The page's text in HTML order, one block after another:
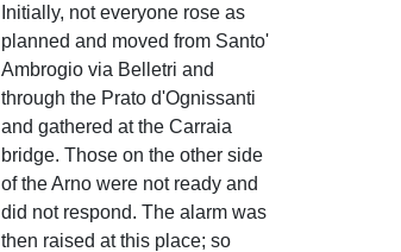
Initially, not everyone rose as
planned and moved from Santo'
Ambrogio via Belletri and
through the Prato d'Ognissanti
and gathered at the Carraia
bridge. Those on the other side
of the Arno were not ready and
did not respond. The alarm was
then raised at this place; so